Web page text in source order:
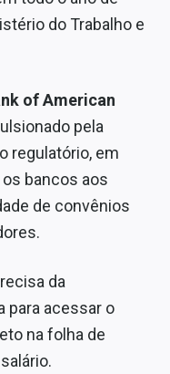
do Trabalho e
of American
pela
regulatório, em
bancos aos
de convênios
da
para acessar o
na folha de